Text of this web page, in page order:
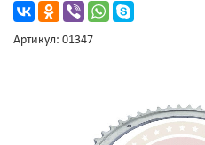
Артикул: 01347